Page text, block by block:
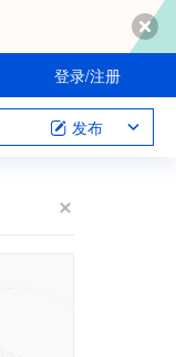
登录/注册
发布